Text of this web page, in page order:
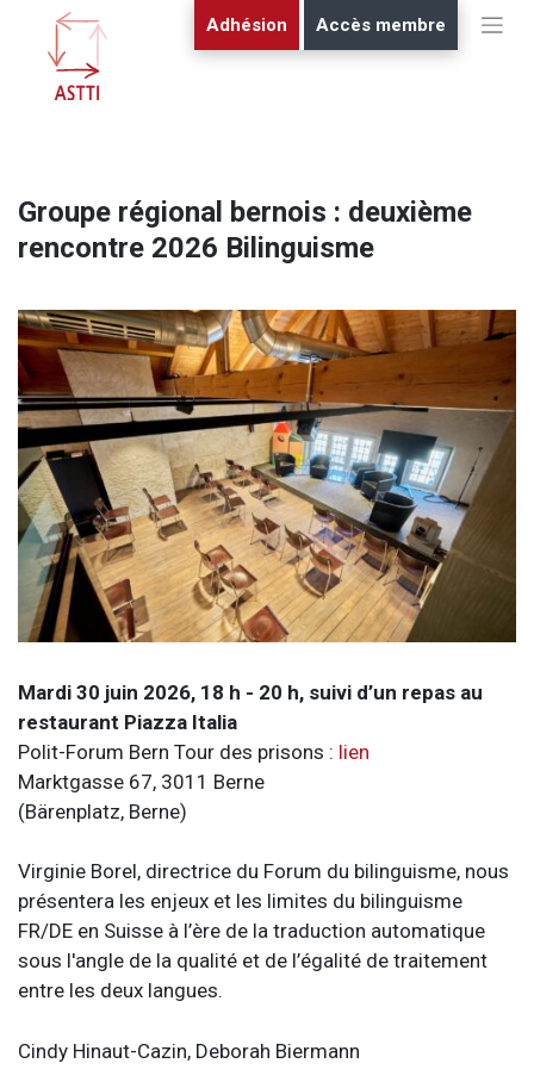
content
Adhésion Accès membre
Groupe régional bernois : deuxième
rencontre 2026 Bilinguisme
Mardi 30 juin 2026, 18 h - 20 h, suivi d’un repas au
restaurant Piazza Italia
Polit-Forum Bern Tour des prisons : lien
Marktgasse 67, 3011 Berne
(Bärenplatz, Berne)
Virginie Borel, directrice du Forum du bilinguisme, nous
présentera les enjeux et les limites du bilinguisme
FR/DE en Suisse à l’ère de la traduction automatique
sous l'angle de la qualité et de l’égalité de traitement
entre les deux langues.
Cindy Hinaut-Cazin, Deborah Biermann